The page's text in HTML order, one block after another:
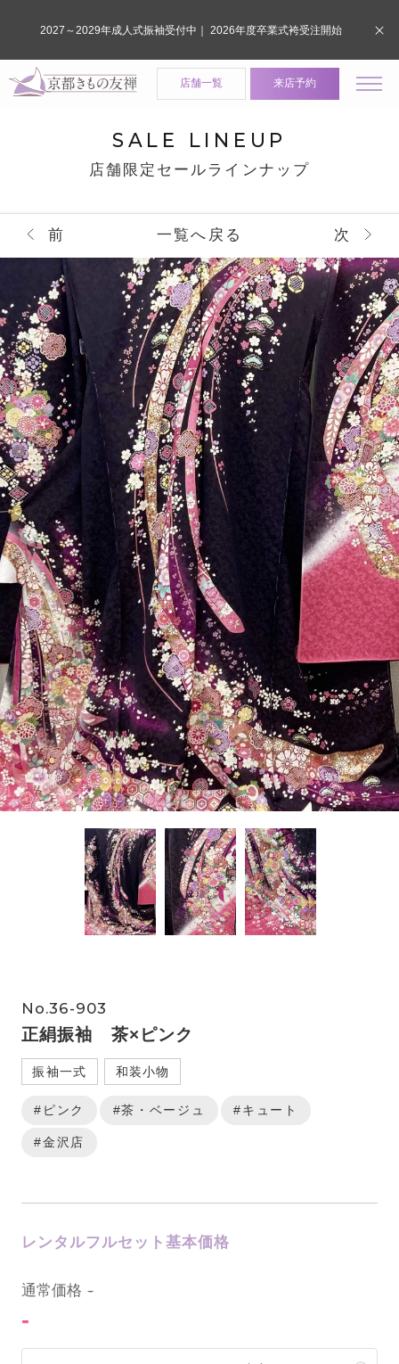
店舗一覧 来店予約
SALE LINEUP
店舗限定セールラインナップ
前 一覧へ戻る 次
No.36-903
正絹振袖 茶×ピンク
振袖一式 和装小物
#ピンク #茶・ベージュ #キュート
#金沢店
レンタルフルセット基本価格
通常価格 -
-
2027～2029年成人式振袖受付中｜ 2026年度卒業式袴受注開始